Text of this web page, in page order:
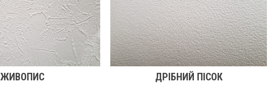
ЖИВОПИС ДРІБНИЙ ПІСОК